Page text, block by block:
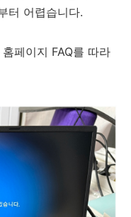
터 어렵습니다.
페이지 FAQ를 따라